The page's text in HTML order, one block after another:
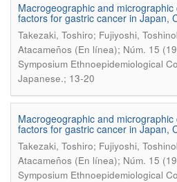
Macrogeographic and
factors for gastric cancer in Japan,
Takezaki, Toshiro; Fujiyoshi,
Atacameños (En línea); Núm. 15
Symposium Ethnoepidemiological
Japanese.; 13-20
Macrogeographic and
factors for gastric cancer in Japan,
Takezaki, Toshiro; Fujiyoshi,
Atacameños (En línea); Núm. 15
Symposium Ethnoepidemiological